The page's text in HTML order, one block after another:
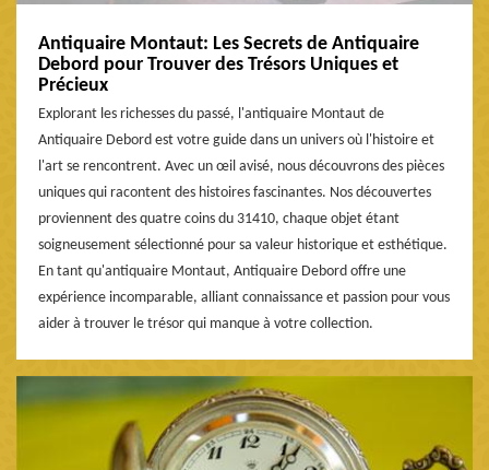
Antiquaire Montaut: Les Secrets de Antiquaire
Debord pour Trouver des Trésors Uniques et
Précieux
Explorant les richesses du passé, l'antiquaire Montaut de
Antiquaire Debord est votre guide dans un univers où l'histoire et
l'art se rencontrent. Avec un œil avisé, nous découvrons des pièces
uniques qui racontent des histoires fascinantes. Nos découvertes
proviennent des quatre coins du 31410, chaque objet étant
soigneusement sélectionné pour sa valeur historique et esthétique.
En tant qu'antiquaire Montaut, Antiquaire Debord offre une
expérience incomparable, alliant connaissance et passion pour vous
aider à trouver le trésor qui manque à votre collection.